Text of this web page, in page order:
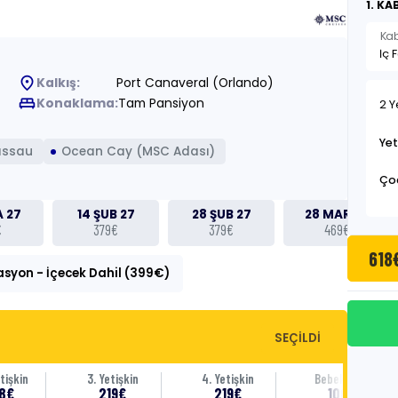
place Kalkış: Port Canaveral (Orlando)
king_bedKonaklama:Tam Pansiyon
Ocean Cay (MSC Adası)
27 14 ŞUB 27
379€
28 ŞUB 27
379€
28 MAR 27
469€
- İçecek Dahil (399€)
SEÇİLDİ
3. Yetişkin
219€
4. Yetişkin
219€
Bebek (0-1)
100€
1.
2